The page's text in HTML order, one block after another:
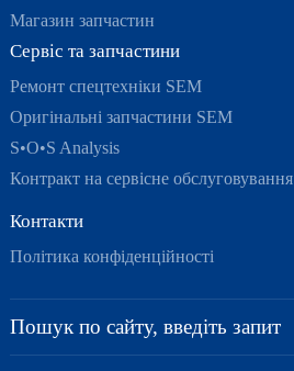
Магазин запчастин
Сервіс та запчастини
Ремонт спецтехніки SEM
Оригінальні запчастини SEM
S•O•S Analysis
Контракт на сервісне обслуговування
Контакти
Політика конфіденційності